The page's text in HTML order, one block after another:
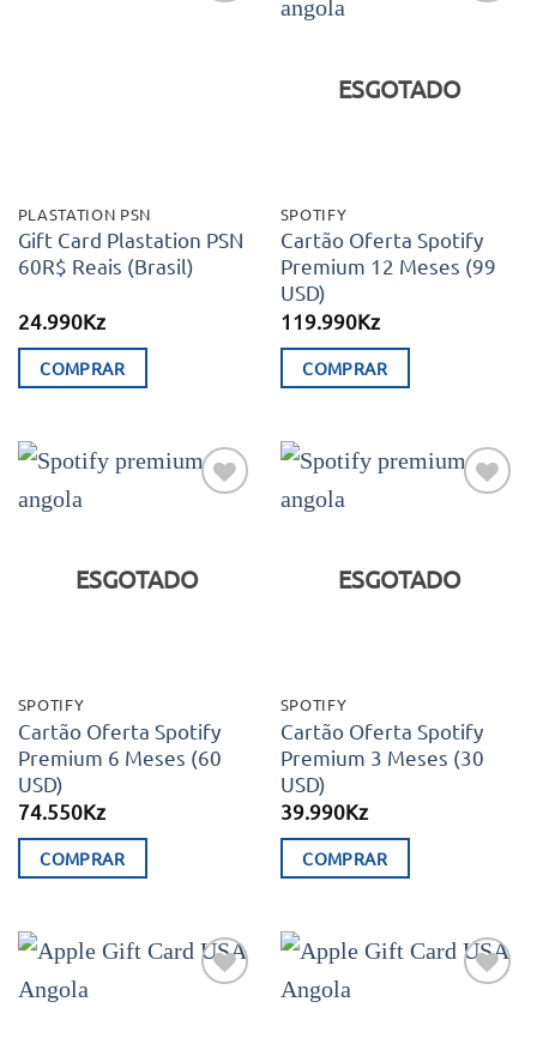
PLASTATION PSN
Gift Card Plastation PSN
60R$ Reais (Brasil)
24.990Kz
COMPRAR
ESGOTADO
SPOTIFY
Cartão Oferta Spotify
Premium 12 Meses (99
USD)
119.990Kz
COMPRAR
ESGOTADO
SPOTIFY
Cartão Oferta Spotify
Premium 6 Meses (60
USD)
74.550Kz
COMPRAR
ESGOTADO
SPOTIFY
Cartão Oferta Spotify
Premium 3 Meses (30
USD)
39.990Kz
COMPRAR